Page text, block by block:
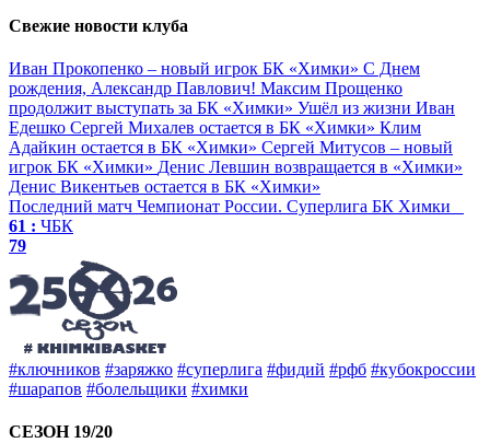
Свежие новости клуба
Иван Прокопенко – новый игрок БК «Химки» С Днем
рождения, Александр Павлович! Максим Прощенко
продолжит выступать за БК «Химки» Ушёл из жизни Иван
Едешко Сергей Михалев остается в БК «Химки» Клим
Адайкин остается в БК «Химки» Сергей Митусов – новый
игрок БК «Химки» Денис Левшин возвращается в «Химки»
Денис Викентьев остается в БК «Химки»
Последний матч Чемпионат России. Суперлига БК Химки
61 : ЧБК
79
#ключников #заряжко #суперлига #фидий #рфб #кубокроссии
#шарапов #болельщики #химки
СЕЗОН 19/20